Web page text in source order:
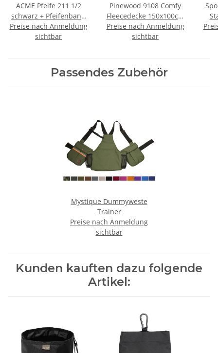
ACME Pfeife 211 1/2
schwarz + Pfeifenband
kostenlos
Preise nach Anmeldung
sichtbar
Pinewood 9108 Comfy
Fleecedecke 150x100cm
jagdgrün
Preise nach Anmeldung
sichtbar
Passendes Zubehör
Mystique Dummyweste
Trainer
Preise nach Anmeldung
sichtbar
Kunden kauften dazu folgende
Artikel: